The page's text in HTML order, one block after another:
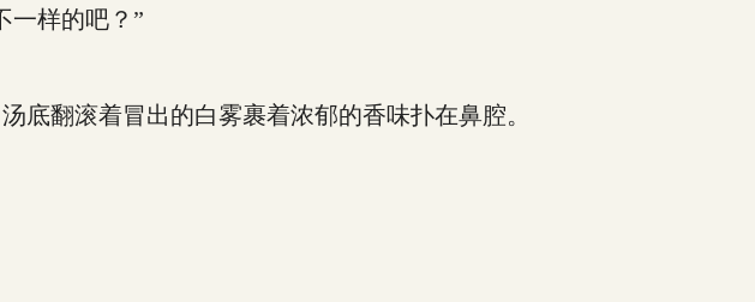
样的吧？”
翻滚着冒出的白雾裹着浓郁的香味扑在鼻腔。